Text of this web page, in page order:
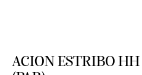
ACION ESTRIBO HH